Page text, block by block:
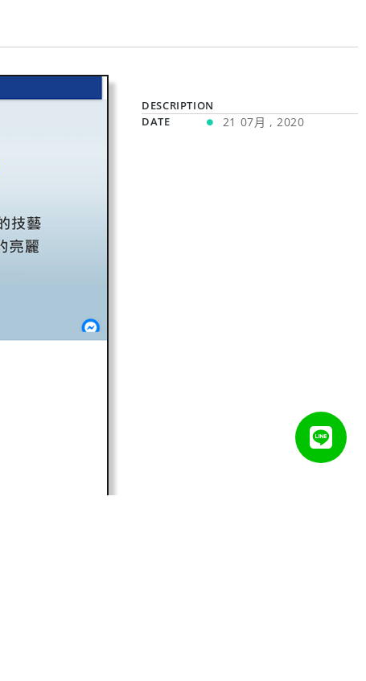
DESCRIPTION
DATE
21 07月 , 2020